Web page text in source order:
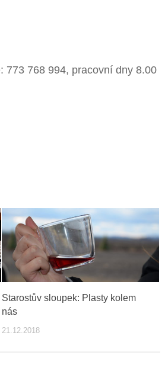
773 768 994, pracovní dny 8.00
Starostův sloupek: Plasty kolem
nás
21.12.2018